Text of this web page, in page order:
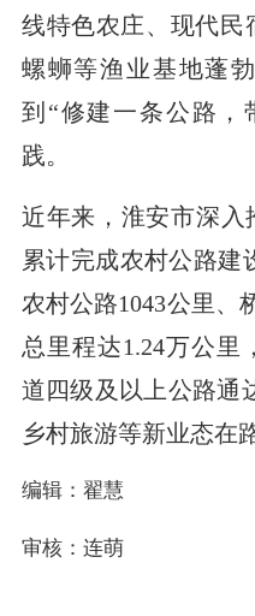
线特色农庄、现代民
螺蛳等渔业基地蓬
到“修建一条公路，
践。
近年来，淮安市深入
累计完成农村公路建
农村公路1043公里、
总里程达1.24万公里
道四级及以上公路通
乡村旅游等新业态在
编辑：翟慧
审核：连萌